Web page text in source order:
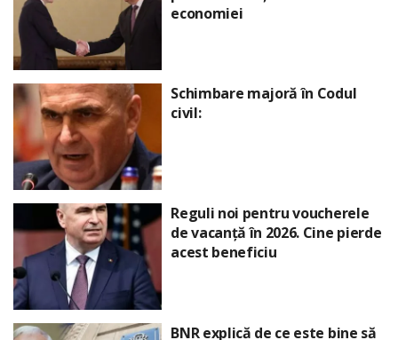
economiei
Schimbare majoră în Codul
civil:
Reguli noi pentru voucherele
de vacanță în 2026. Cine pierde
acest beneficiu
BNR explică de ce este bine să